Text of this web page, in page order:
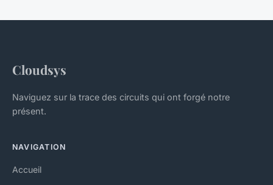
Cloudsys
Naviguez sur la trace des circuits qui ont forgé notre
présent.
NAVIGATION
Accueil